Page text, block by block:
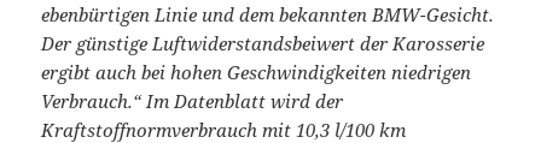
ebenbürtigen Linie und dem bekannten BMW-Gesicht.
Der günstige Luftwiderstandsbeiwert der Karosserie
ergibt auch bei hohen Geschwindigkeiten niedrigen
Verbrauch.“ Im Datenblatt wird der
Kraftstoffnormverbrauch mit 10,3 l/100 km